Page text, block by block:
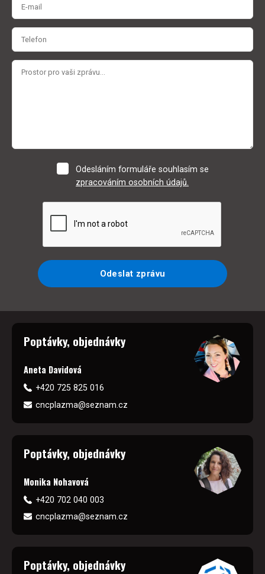
Odesláním formuláře souhlasím se
zpracováním osobních údajů.
Odeslat zprávu
Poptávky, objednávky
Aneta Davidová
+420 725 825 016
cncplazma@seznam.cz
Poptávky, objednávky
Monika Nohavová
+420 702 040 003
cncplazma@seznam.cz
Poptávky, objednávky